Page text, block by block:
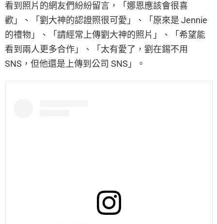
看到照片的網友們紛紛留言，「娜恩應該會很喜
歡」、「劉大神的認證照很可愛」、「原來是 Jennie
的禮物」、「請經常上傳劉大神的照片」、「希望能
看到兩人更多合作」、「太有愛了，劉在錫不用
SNS，但他還是上傳到公司 SNS」。